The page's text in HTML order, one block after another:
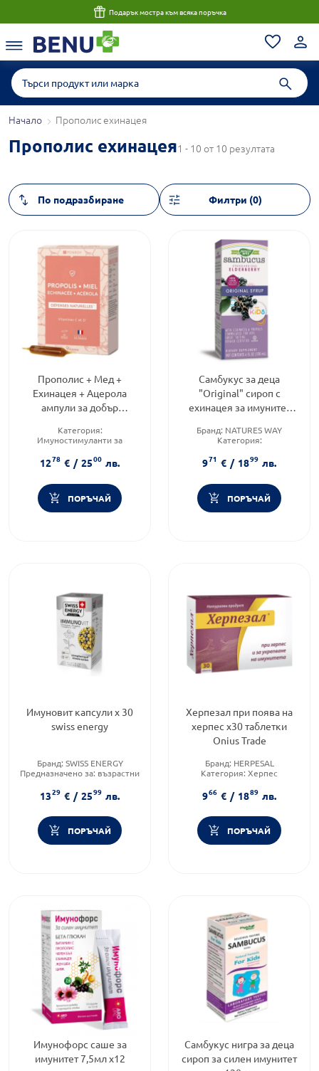
Подарък мостра към всяка поръчка
Начало Прополис ехинацея
Прополис ехинацея1 - 10 от 10 резултата
Филтри (0)
Прополис + Мед +
Ехинацея + Ацерола
ампули за добър
Категория:
Имуностимуланти за
Предназначено за:възрастни
Приложение:
орално
1278 € / 2500 лв.
ПОРЪЧАЙ
Самбукус за деца
"Original" сироп с
ехинацея за имунитет
Бранд: NATURES WAY
Категория:
Приложение:орално
971 € / 1899 лв.
ПОРЪЧАЙ
Имуновит капсули х 30
swiss energy
Бранд: SWISS ENERGY
Предназначено за: възрастни
1329 € / 2599 лв.
ПОРЪЧАЙ
Херпезал при поява на
херпес х30 таблетки
Оnius Trade
Бранд: HERPESAL
Категория: Херпес
966 € / 1889 лв.
ПОРЪЧАЙ
Имунофорс саше за
имунитет 7,5мл х12
Самбукус нигра за деца
сироп за силен имунитет